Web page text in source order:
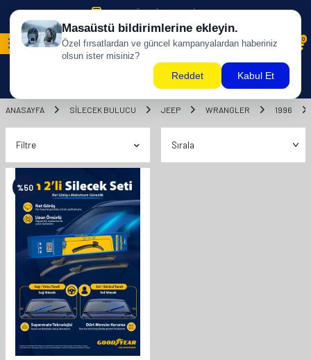
500 TL ÜZERİ KARGO BİZDEN !
0
ANASAYFA SILECEK BULUCU JEEP WRANGLER 1996
Filtre
%50